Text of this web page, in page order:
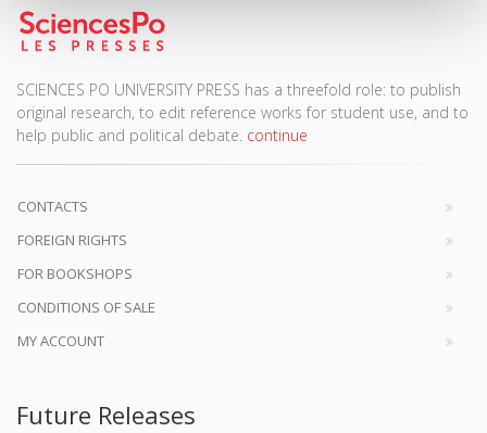
SCIENCES PO UNIVERSITY PRESS has a threefold role: to publish
original research, to edit reference works for student use, and to
help public and political debate. continue
CONTACTS
FOREIGN RIGHTS
FOR BOOKSHOPS
CONDITIONS OF SALE
MY ACCOUNT
Future Releases